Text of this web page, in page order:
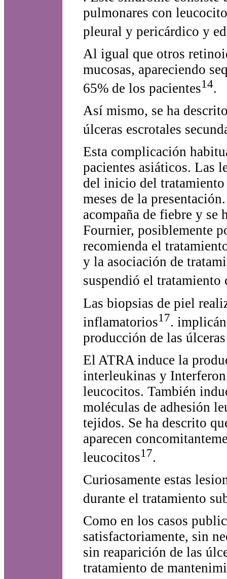
pulmonares con
pleural y pericárdico y
Al igual que otros
mucosas, apareciendo
65% de los pacientes14.
Así mismo, se ha
úlceras escrotales
Esta complicación
pacientes asiáticos. Las
del inicio del tratamiento
meses de la
acompaña de fiebre y se
Fournier, posiblemente
recomienda el
y la asociación de
suspendió el tratamiento
Las biopsias de piel
inflamatorios17.
producción de las
El ATRA induce la
interleukinas y
leucocitos. También
moléculas de adhesión
tejidos. Se ha descrito
aparecen
leucocitos17.
Curiosamente estas
durante el tratamiento
Como en los casos
satisfactoriamente, sin
sin reaparición de las
tratamiento de